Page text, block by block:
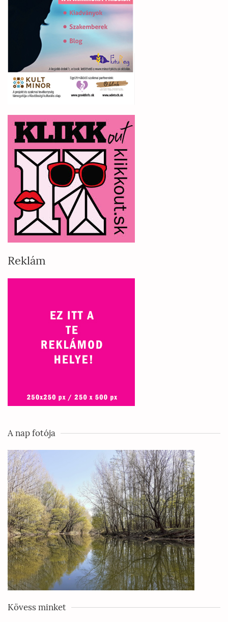
Reklám
A nap fotója
Kövess minket